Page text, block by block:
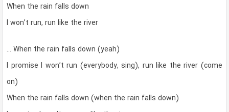
When the rain falls down
I won’t run, run like the river
… When the rain falls down (yeah)
I promise I won’t run (everybody, sing), run like the river (come
on)
When the rain falls down (when the rain falls down)